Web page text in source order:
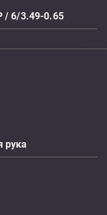
/ 6/3.49-0.65
рука